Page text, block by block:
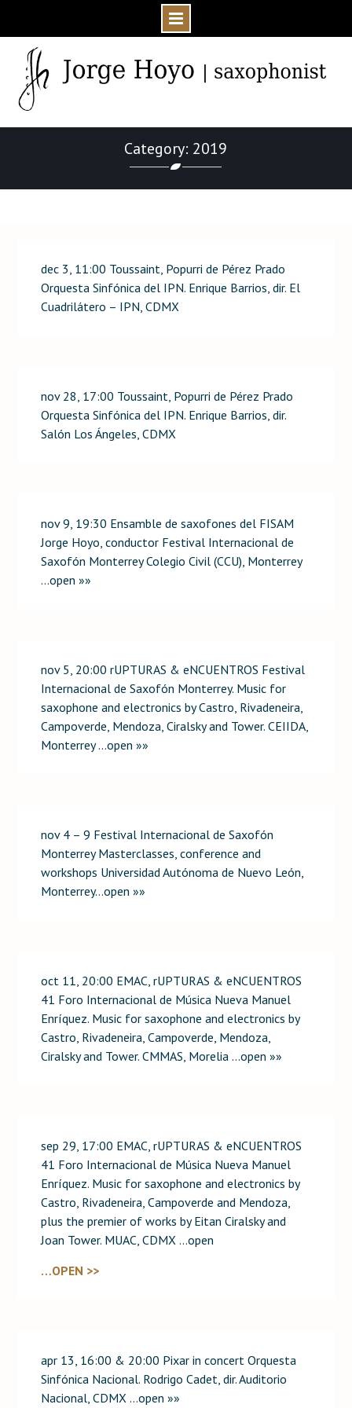
content
Category: 2019
dec 3, 11:00 Toussaint, Popurri de Pérez Prado
Orquesta Sinfónica del IPN. Enrique Barrios, dir. El
Cuadrilátero – IPN, CDMX
nov 28, 17:00 Toussaint, Popurri de Pérez Prado
Orquesta Sinfónica del IPN. Enrique Barrios, dir.
Salón Los Ángeles, CDMX
nov 9, 19:30 Ensamble de saxofones del FISAM
Jorge Hoyo, conductor Festival Internacional de
Saxofón Monterrey Colegio Civil (CCU), Monterrey
…open »»
nov 5, 20:00 rUPTURAS & eNCUENTROS Festival
Internacional de Saxofón Monterrey. Music for
saxophone and electronics by Castro, Rivadeneira,
Campoverde, Mendoza, Ciralsky and Tower. CEIIDA,
Monterrey …open »»
nov 4 – 9 Festival Internacional de Saxofón
Monterrey Masterclasses, conference and
workshops Universidad Autónoma de Nuevo León,
Monterrey…open »»
oct 11, 20:00 EMAC, rUPTURAS & eNCUENTROS
41 Foro Internacional de Música Nueva Manuel
Enríquez. Music for saxophone and electronics by
Castro, Rivadeneira, Campoverde, Mendoza,
Ciralsky and Tower. CMMAS, Morelia …open »»
sep 29, 17:00 EMAC, rUPTURAS & eNCUENTROS
41 Foro Internacional de Música Nueva Manuel
Enríquez. Music for saxophone and electronics by
Castro, Rivadeneira, Campoverde and Mendoza,
plus the premier of works by Eitan Ciralsky and
Joan Tower. MUAC, CDMX …open
…OPEN >>
apr 13, 16:00 & 20:00 Pixar in concert Orquesta
Sinfónica Nacional. Rodrigo Cadet, dir. Auditorio
Nacional, CDMX …open »»